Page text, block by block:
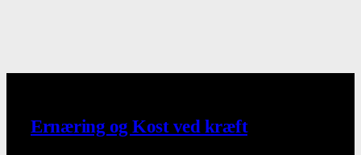
Ernæring og Kost ved kræft